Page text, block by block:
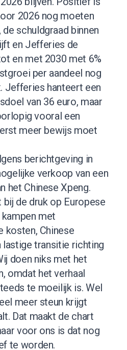
2026 nog moeten
schuldgraad binnen
en Jefferies de
en met 2030 met 6%
per aandeel nog
Jefferies hanteert een
van 36 euro, maar
vooral een
meer bewijs moet
berichtgeving in
verkoop van een
het Chinese Xpeng.
de druk op Europese
met
kosten, Chinese
lastige transitie richting
doen niks met het
omdat het verhaal
te moeilijk is. Wel
meer steun krijgt
Dat maakt de chart
voor ons is dat nog
te worden.